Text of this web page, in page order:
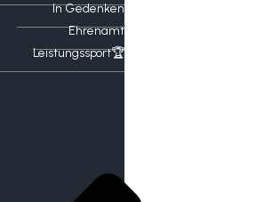
In Gedenken
Ehrenamt
​Leistungssport🏆